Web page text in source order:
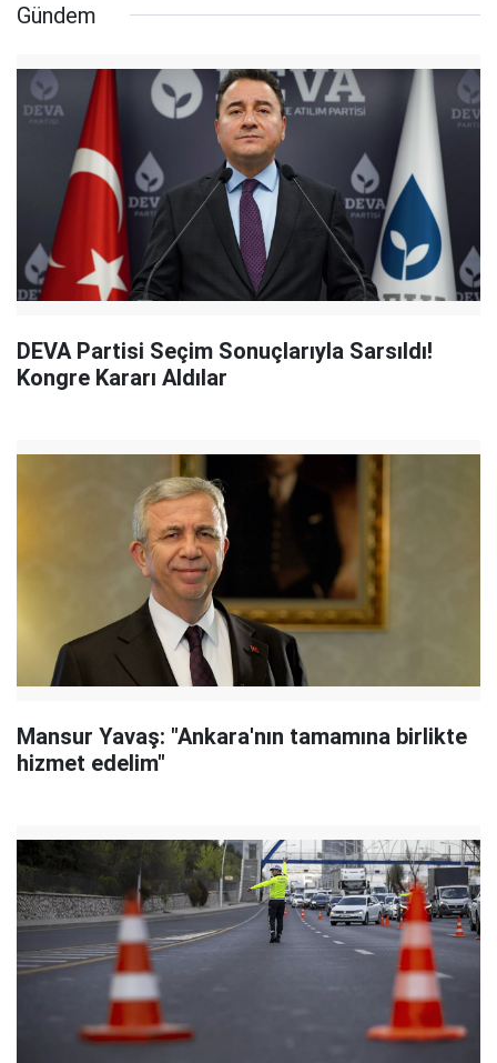
Gündem
DEVA Partisi Seçim Sonuçlarıyla Sarsıldı!
Kongre Kararı Aldılar
Mansur Yavaş: "Ankara'nın tamamına birlikte
hizmet edelim"